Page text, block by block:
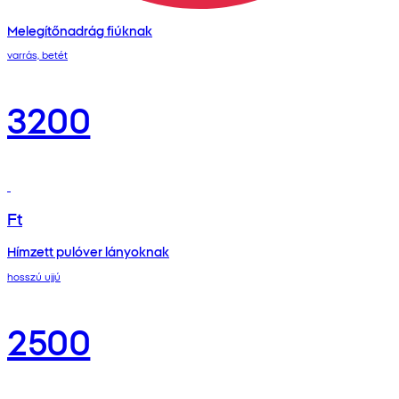
Melegítőnadrág fiúknak
varrás, betét
3200
Ft
Hímzett pulóver lányoknak
hosszú ujjú
2500